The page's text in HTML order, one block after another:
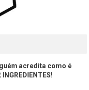
acredita como é